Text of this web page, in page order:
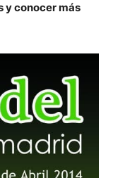
y conocer más